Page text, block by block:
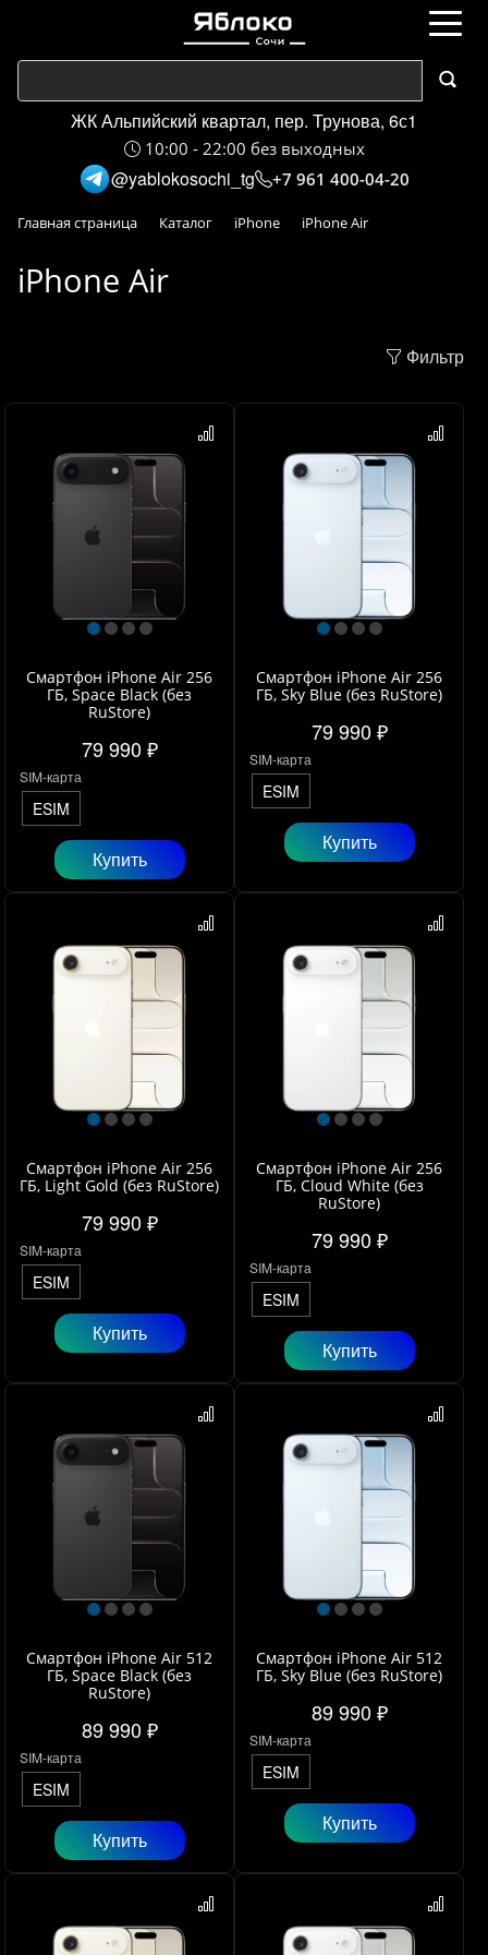
ЖК Альпийский квартал, пер. Трунова, 6с1
10:00 - 22:00 без выходных
@yablokosochi_tg +7 961 400-04-20
Главная страница Каталог iPhone iPhone Air
iPhone Air
Фильтр
Смартфон iPhone Air 256
ГБ, Space Black (без
RuStore)
79 990 ₽
SIM-карта
ESIM
Купить
Смартфон iPhone Air 256
ГБ, Sky Blue (без RuStore)
79 990 ₽
SIM-карта
ESIM
Купить
Смартфон iPhone Air 256
ГБ, Light Gold (без RuStore)
79 990 ₽
SIM-карта
ESIM
Купить
Смартфон iPhone Air 256
ГБ, Cloud White (без
RuStore)
79 990 ₽
SIM-карта
ESIM
Купить
Смартфон iPhone Air 512
ГБ, Space Black (без
RuStore)
89 990 ₽
SIM-карта
ESIM
Купить
Смартфон iPhone Air 512
ГБ, Sky Blue (без RuStore)
89 990 ₽
SIM-карта
ESIM
Купить